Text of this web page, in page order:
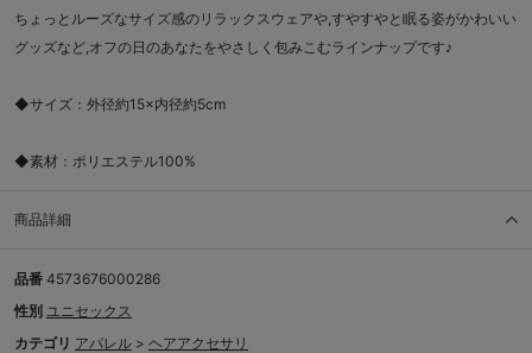
ちょっとルーズなサイズ感のリラックスウェアや,すやすやと眠る姿がかわいい
グッズなど,オフの日のあなたをやさしく包みこむラインナップです♪
◆サイズ：外径約15×内径約5cm
◆素材：ポリエステル100%
商品詳細
品番 4573676000286
性別 ユニセックス
カテゴリ アパレル > ヘアアクセサリ